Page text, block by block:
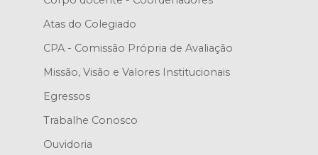
Atas do Colegiado
CPA - Comissão Própria de Avaliação
Missão, Visão e Valores Institucionais
Egressos
Trabalhe Conosco
Ouvidoria